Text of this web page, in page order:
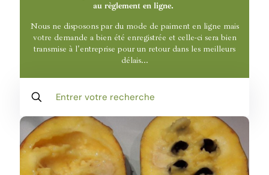
au règlement en ligne.
Nous ne disposons par du mode de paiment en ligne mais
votre demande a bien été enregistrée et celle-ci sera bien
transmise à l'entreprise pour un retour dans les meilleurs
délais...